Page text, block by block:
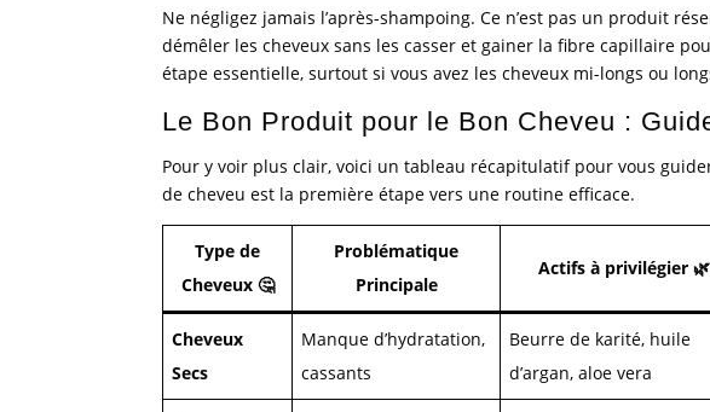
Ne négligez jamais l’après-shampoing. Ce n’est pas un produit
démêler les cheveux sans les casser et gainer la fibre capillaire
étape essentielle, surtout si vous avez les cheveux mi-longs ou
Le Bon Produit pour le Bon Cheveu :
Pour y voir plus clair, voici un tableau récapitulatif pour vous
de cheveu est la première étape vers une routine efficace.
Type de
Cheveux 🤔
Problématique
Principale
Actifs à privilégier 🌿
Cheveux
Secs
Manque d’hydratation,
cassants
Beurre de karité, huile
d’argan, aloe vera